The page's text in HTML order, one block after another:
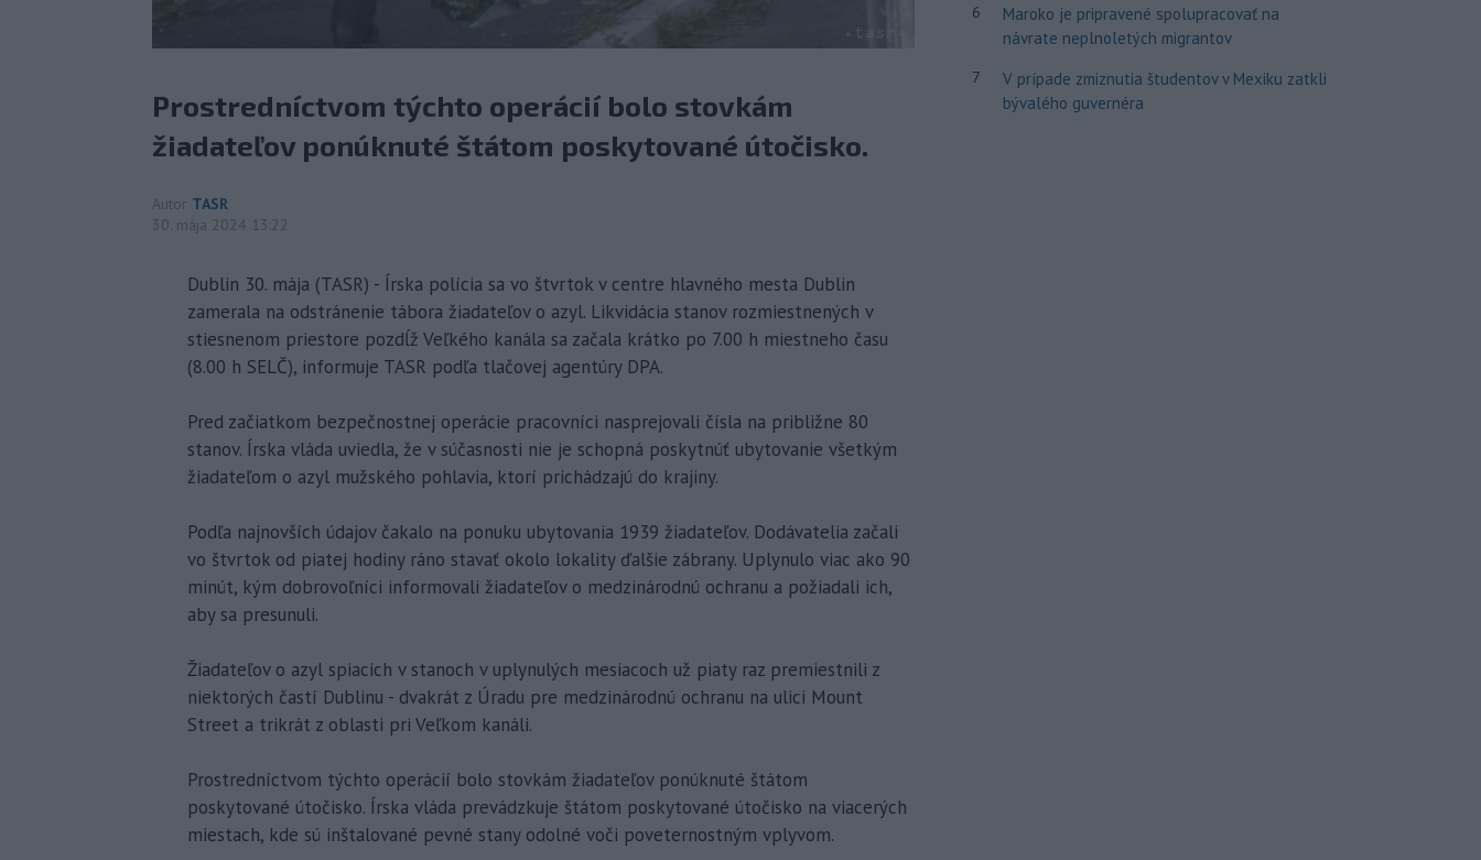
Prostredníctvom týchto operácií bolo stovkám
žiadateľov ponúknuté štátom poskytované útočisko.
Autor TASR
30. mája 2024 13:22
Dublin 30. mája (TASR) - Írska polícia sa vo štvrtok v centre hlavného mesta Dublin
zamerala na odstránenie tábora žiadateľov o azyl. Likvidácia stanov rozmiestnených v
stiesnenom priestore pozdĺž Veľkého kanála sa začala krátko po 7.00 h miestneho času
(8.00 h SELČ), informuje TASR podľa tlačovej agentúry DPA.
Pred začiatkom bezpečnostnej operácie pracovníci nasprejovali čísla na približne 80
stanov. Írska vláda uviedla, že v súčasnosti nie je schopná poskytnúť ubytovanie všetkým
žiadateľom o azyl mužského pohlavia, ktorí prichádzajú do krajiny.
Podľa najnovších údajov čakalo na ponuku ubytovania 1939 žiadateľov. Dodávatelia začali
vo štvrtok od piatej hodiny ráno stavať okolo lokality ďalšie zábrany. Uplynulo viac ako 90
minút, kým dobrovoľníci informovali žiadateľov o medzinárodnú ochranu a požiadali ich,
aby sa presunuli.
Žiadateľov o azyl spiacich v stanoch v uplynulých mesiacoch už piaty raz premiestnili z
niektorých častí Dublinu - dvakrát z Úradu pre medzinárodnú ochranu na ulici Mount
Street a trikrát z oblasti pri Veľkom kanáli.
Prostredníctvom týchto operácií bolo stovkám žiadateľov ponúknuté štátom
poskytované útočisko. Írska vláda prevádzkuje štátom poskytované útočisko na viacerých
miestach, kde sú inštalované pevné stany odolné voči poveternostným vplyvom.
6
Maroko je pripravené spolupracovať na
návrate neplnoletých migrantov
7
V prípade zmiznutia študentov v Mexiku zatkli
bývalého guvernéra